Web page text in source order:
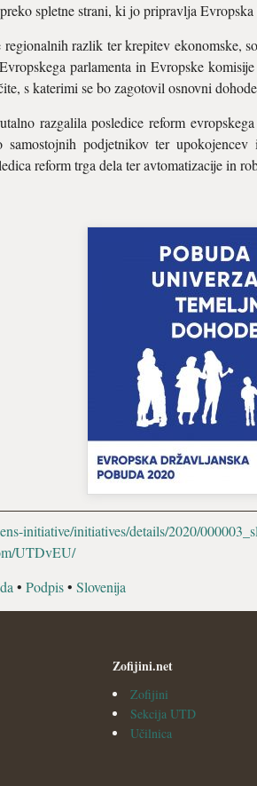
spletne strani, ki jo pripravlja Evropska
regionalnih razlik ter krepitev
parlamenta in Evropske
s katerimi se bo zagotovil osnovni
razgalila posledice reform
podjetnikov ter
reform trga dela ter avtomatizacije in
initiative/initiatives/details/2020/000003_sl
UTDvEU/
• Podpis• Slovenija
Zofijini.net
Zofijini
Sekcija UTD
Učilnica